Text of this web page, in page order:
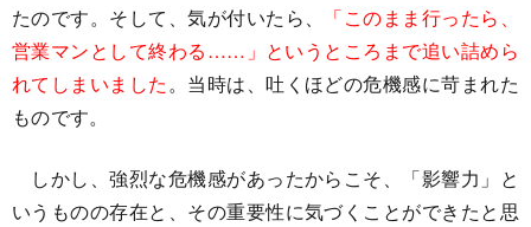
たのです。そして、気が付いたら、
「このまま行ったら、
営業マンとして終わる……」というところまで追い詰めら
れてしまいました。当時は、吐くほどの危機感に苛まれた
ものです。
しかし、強烈な危機感があったからこそ、「影響力」と
いうものの存在と、その重要性に気づくことができたと思